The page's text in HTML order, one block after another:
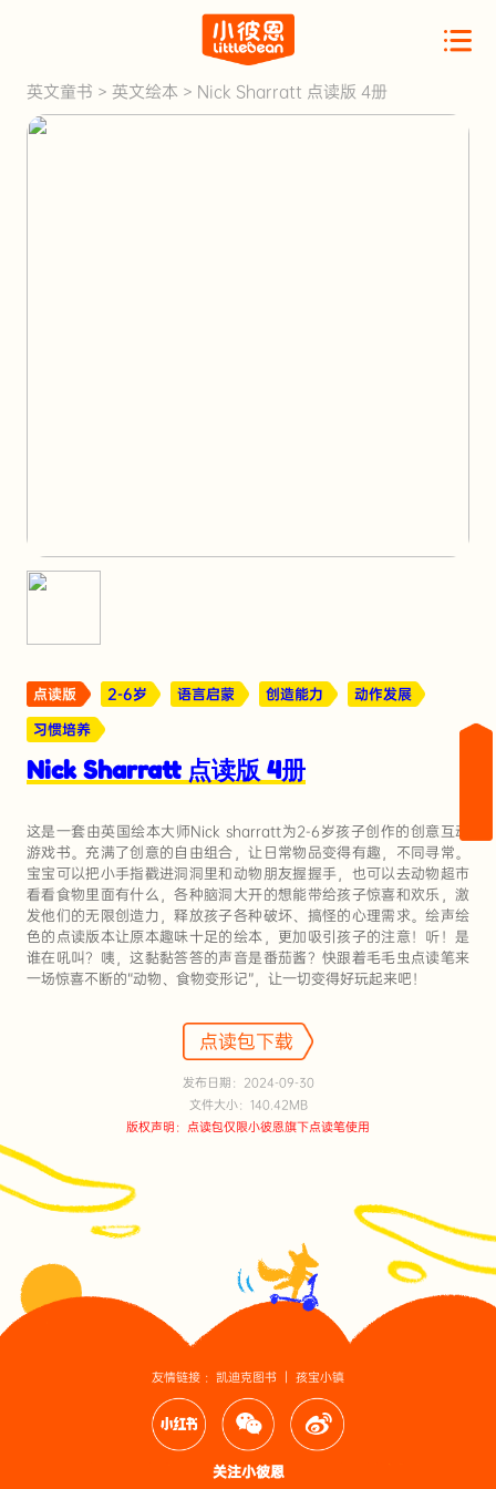
英文童书 > 英文绘本> Nick Sharratt 点读版 4册
Nick Sharratt 点读版 4册
这是一套由英国绘本大师Nick sharratt为2-6岁孩子创作的创意互动
游戏书。充满了创意的自由组合，让日常物品变得有趣，不同寻常。
宝宝可以把小手指戳进洞洞里和动物朋友握握手，也可以去动物超市
看看食物里面有什么，各种脑洞大开的想能带给孩子惊喜和欢乐，激
发他们的无限创造力，释放孩子各种破坏、搞怪的心理需求。绘声绘
色的点读版本让原本趣味十足的绘本，更加吸引孩子的注意！听！是
谁在吼叫？咦，这黏黏答答的声音是番茄酱？快跟着毛毛虫点读笔来
一场惊喜不断的“动物、食物变形记”，让一切变得好玩起来吧！
点读包下载
点读版 2-6岁 语言启蒙 创造能力
动作发展
习惯培养
发布日期：2024-09-30
文件大小：140.42MB
版权声明：点读包仅限小彼恩旗下点读笔使用
友情链接 ： 凯迪克图书 孩宝小镇
关注小彼恩